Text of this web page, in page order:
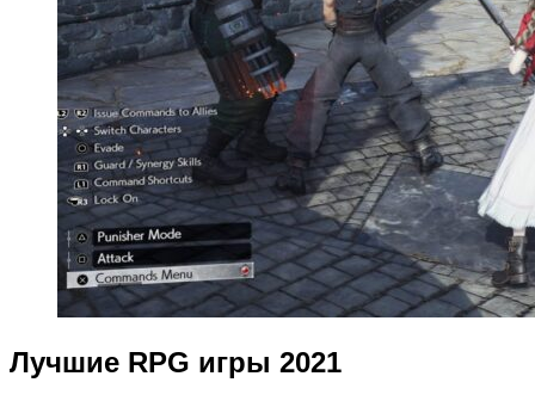
Лучшие RPG игры 2021